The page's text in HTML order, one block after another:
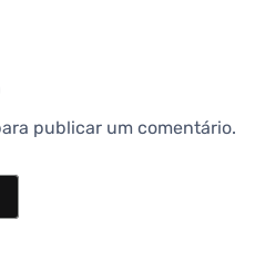
publicar um comentário.